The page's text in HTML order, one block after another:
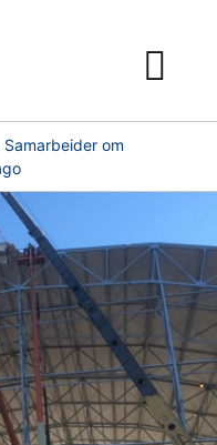
Samarbeider om